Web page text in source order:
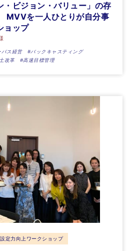
・ビジョン・バリュー」の存
MVVを一人ひとりが自分事
ョップ
パス経営
#バックキャスティング
改革 #高速目標管理
定力向上ワークショップ